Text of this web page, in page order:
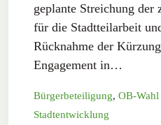
geplante Streichung der
für die Stadtteilarbeit
Rücknahme der
Engagement in…
Bürgerbeteiligung, OB-Wahl
Stadtentwicklung